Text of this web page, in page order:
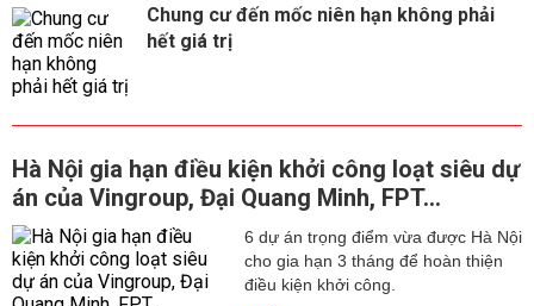
Chung cư đến mốc niên hạn không phải
hết giá trị
Hà Nội gia hạn điều kiện khởi công loạt siêu dự
án của Vingroup, Đại Quang Minh, FPT...
6 dự án trọng điểm vừa được Hà Nội
cho gia hạn 3 tháng để hoàn thiện
điều kiện khởi công.